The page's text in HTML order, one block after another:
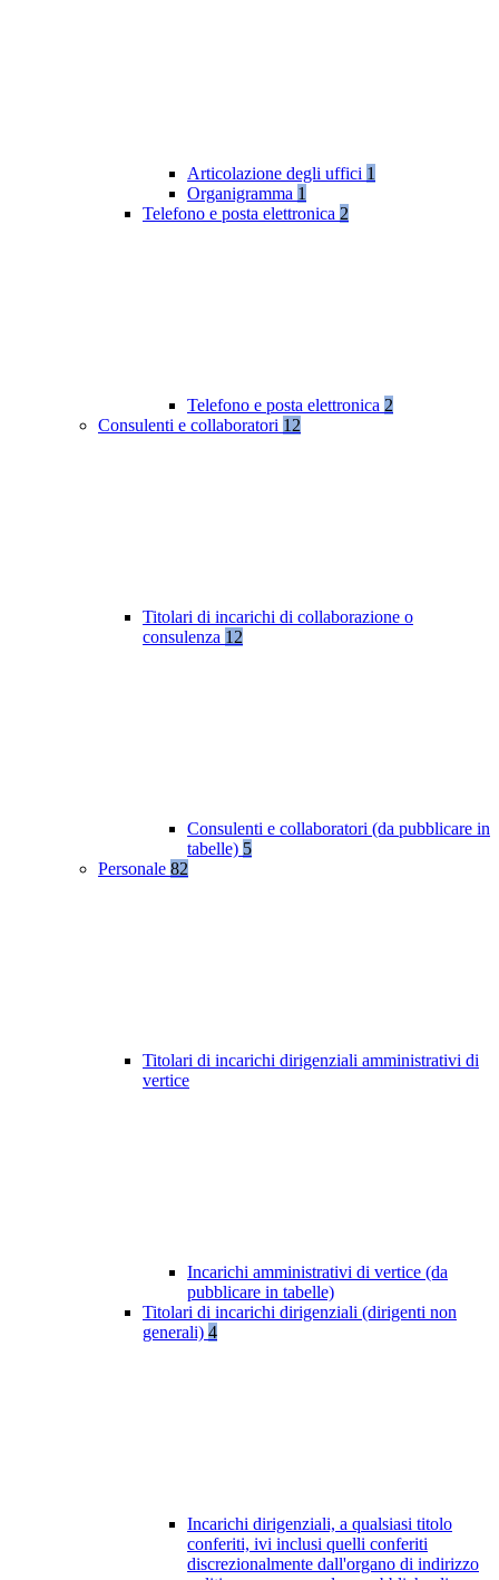
Articolazione degli uffici 1
Organigramma 1
Telefono e posta elettronica 2
Telefono e posta elettronica 2
Consulenti e collaboratori 12
Titolari di incarichi di collaborazione o
consulenza 12
Consulenti e collaboratori (da pubblicare in
tabelle) 5
Personale 82
Titolari di incarichi dirigenziali amministrativi di
vertice
Incarichi amministrativi di vertice (da
pubblicare in tabelle)
Titolari di incarichi dirigenziali (dirigenti non
generali) 4
Incarichi dirigenziali, a qualsiasi titolo
conferiti, ivi inclusi quelli conferiti
discrezionalmente dall'organo di indirizzo